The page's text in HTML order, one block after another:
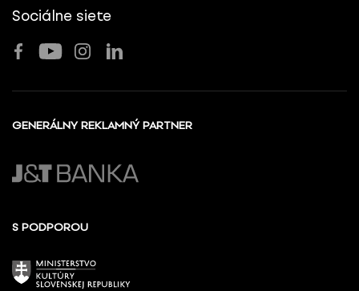
Sociálne siete
GENERÁLNY REKLAMNÝ PARTNER
S PODPOROU